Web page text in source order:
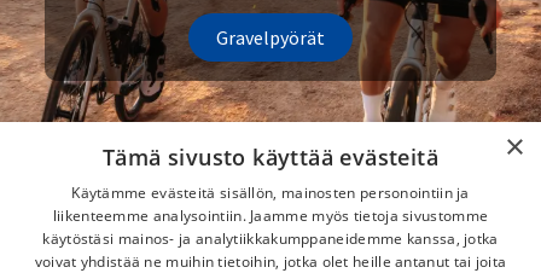
Gravelpyörät
×
Tämä sivusto käyttää evästeitä
Käytämme evästeitä sisällön, mainosten personointiin ja
liikenteemme analysointiin. Jaamme myös tietoja sivustomme
käytöstäsi mainos- ja analytiikkakumppaneidemme kanssa, jotka
voivat yhdistää ne muihin tietoihin, jotka olet heille antanut tai joita